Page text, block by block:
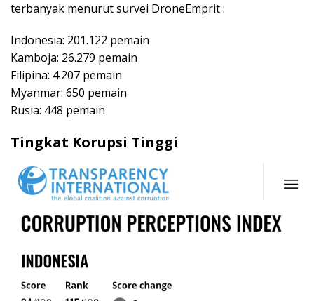
terbanyak menurut survei DroneEmprit :
Indonesia: 201.122 pemain
Kamboja: 26.279 pemain
Filipina: 4.207 pemain
Myanmar: 650 pemain
Rusia: 448 pemain
Tingkat Korupsi Tinggi